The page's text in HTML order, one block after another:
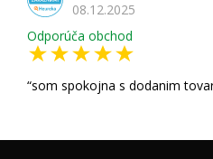
08.12.2025
Odporúča obchod
som spokojna s dodanim